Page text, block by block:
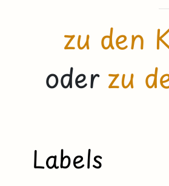
zu den
oder zu
Labels